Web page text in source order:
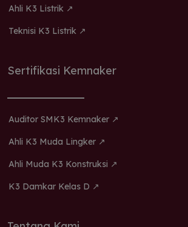
Ahli K3 Listrik ↗
Teknisi K3 Listrik ↗
Sertifikasi Kemnaker
Auditor SMK3 Kemnaker ↗
Ahli K3 Muda Lingker ↗
Ahli Muda K3 Konstruksi ↗
K3 Damkar Kelas D ↗